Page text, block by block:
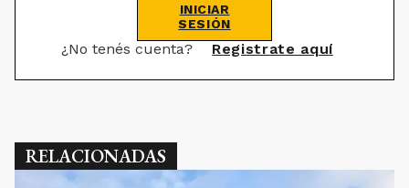
INICIAR
SESIÓN
¿No tenés cuenta? Registrate aquí
RELACIONADAS